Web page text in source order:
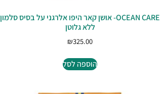
OCEAN CARE- אושן קאר היפו אלרגני על בסיס סלמון
ללא גלוטן
₪325.00
הוספה לסל